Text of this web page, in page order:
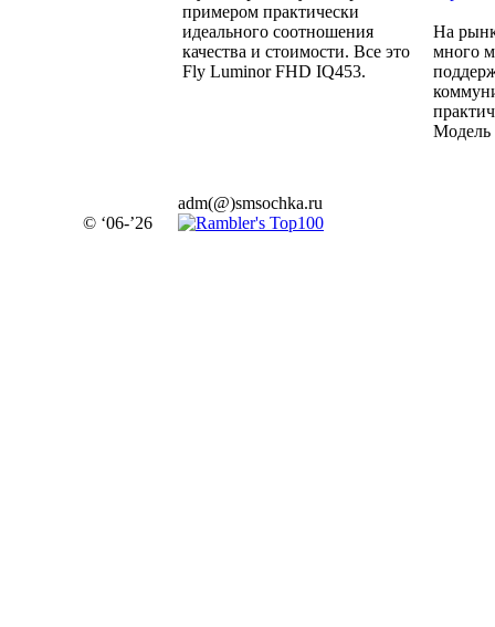
примером практически
идеального соотношения
качества и стоимости. Все это
Fly Luminor FHD IQ453.
На
много
Модель
© ‘06-’26
adm(@)smsochka.ru